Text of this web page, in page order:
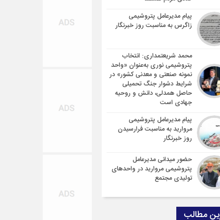
پیام مدیرعامل پتروشیمی
زاگرس به مناسبت روز خبرنگار
محمد شریعتمداری: انتخاب
پتروشیمی نوری به‌عنوان «واحد
نمونه صنعتی و معدنی کشور» در
شرایط دشوار جنگ تحمیلی
حاصل همدلی، دانش و روحیه
جهادی است
پیام مدیرعامل پتروشیمی
مروارید به مناسبت فرارسیدن
روز خبرنگار
حضور میدانی مدیرعامل
پتروشیمی مروارید در واحدهای
تولیدی مجتمع
مطالب